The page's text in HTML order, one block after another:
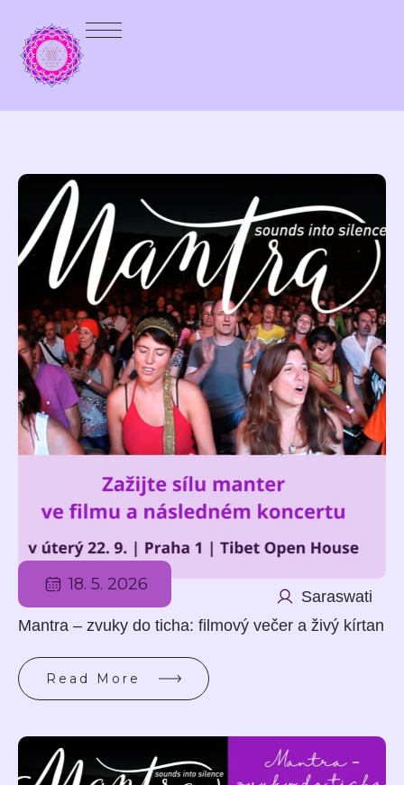
18. 5. 2026
Saraswati
Mantra – zvuky do ticha: filmový večer a živý kírtan
Read More